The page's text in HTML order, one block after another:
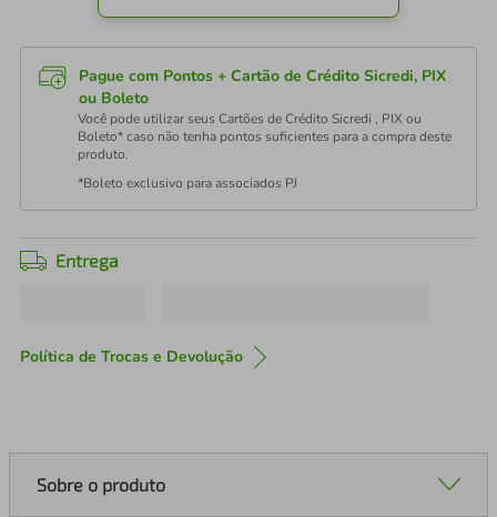
Pague com Pontos + Cartão de Crédito Sicredi, PIX
ou Boleto
Você pode utilizar seus Cartões de Crédito Sicredi , PIX ou
Boleto* caso não tenha pontos suficientes para a compra deste
produto.
*Boleto exclusivo para associados PJ
Entrega
Política de Trocas e Devolução
Sobre o produto